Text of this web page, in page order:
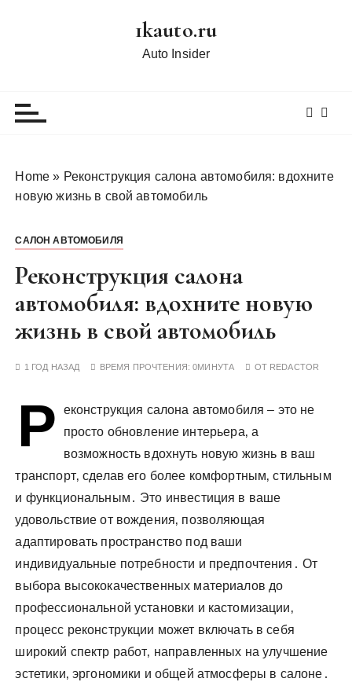
1kauto.ru
Auto Insider
Home » Реконструкция салона автомобиля: вдохните
новую жизнь в свой автомобиль
САЛОН АВТОМОБИЛЯ
Реконструкция салона
автомобиля: вдохните новую
жизнь в свой автомобиль
1 ГОД НАЗАД ВРЕМЯ ПРОЧТЕНИЯ:0МИНУТА ОТ REDACTOR
Р
еконструкция салона автомобиля – это не
просто обновление интерьера‚ а
возможность вдохнуть новую жизнь в ваш
транспорт‚ сделав его более комфортным‚ стильным
и функциональным․ Это инвестиция в ваше
удовольствие от вождения‚ позволяющая
адаптировать пространство под ваши
индивидуальные потребности и предпочтения․ От
выбора высококачественных материалов до
профессиональной установки и кастомизации‚
процесс реконструкции может включать в себя
широкий спектр работ‚ направленных на улучшение
эстетики‚ эргономики и общей атмосферы в салоне․